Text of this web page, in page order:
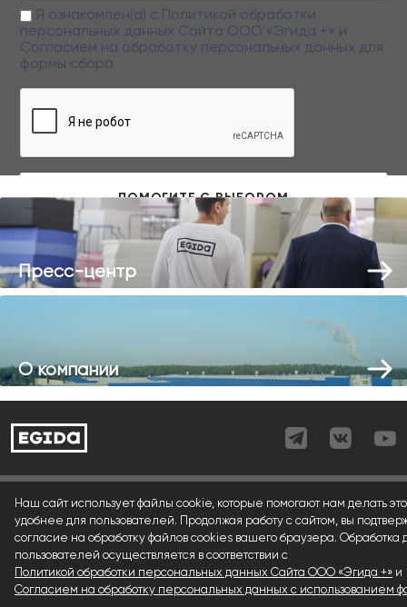
Заполняя данную форму вы даете свое согласие на обработку
персональных данных
Я ознакомлен(а) с Политикой обработки
персональных данных Сайта ООО «Эгида +» и
Согласием на обработку персональных данных для
формы сбора
Пресс-центр
О компании
Политика конфиденциальности
Согласие (cookies)
Согласие (форма)
Согласие (регистрация)
Наш сайт использует файлы cookie, которые помогают нам делать
удобнее для пользователей. Продолжая работу с сайтом, вы
согласие на обработку файлов cookies вашего браузера. Обработка
пользователей осуществляется в соответствии с
Политикой обработки персональных данных Сайта ООО «Эгида +» и
Согласием на обработку персональных данных с использованием